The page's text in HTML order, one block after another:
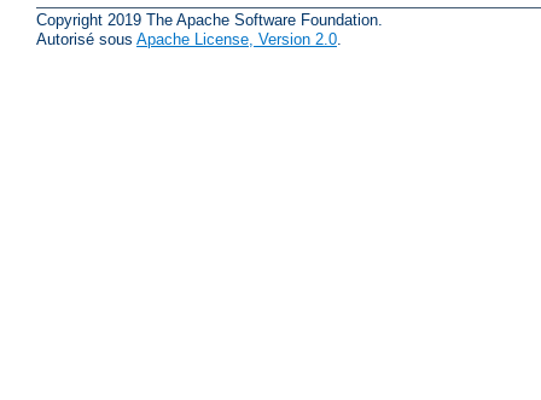
Copyright 2019 The Apache Software Foundation.
Autorisé sous Apache License, Version 2.0.